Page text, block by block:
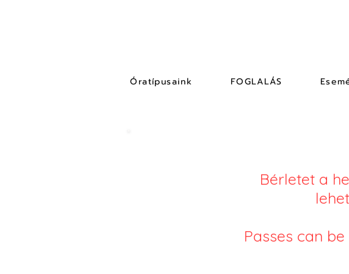
Óratípusaink FOGLALÁS
Bérletet a
Passes can